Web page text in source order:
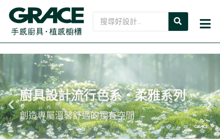
容
Search SEARCH
廚具設計流行色系・柔雅系列
創造專屬溫馨舒適的獨有空間
Previous
slide